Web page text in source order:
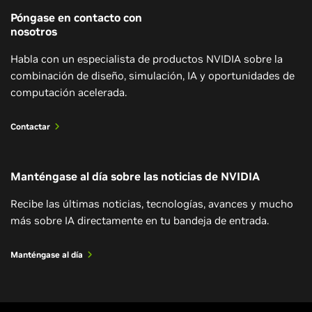
fábricas más rápido que nunca.
Leer el caso de estudio
Katana Studio
ofrezcan la funcionalidad necesaria para admitir
casos de uso industrial y flujos de trabajo para
fábricas y almacenes, entre otros.
Conceptos básicos del trabajo con
OpenUSD
destructivos, cómo las capas pueden ayudar con
reutilización de datos para acelerar los flujos de
Póngase en contacto con
nosotros
Habla con un especialista de productos NVIDIA sobre la
combinación de diseño, simulación, IA y oportunidades de
computación acelerada.
Contactar
Manténgase al día sobre las noticias de NVIDIA
Recibe las últimas noticias, tecnologías, avances y mucho
más sobre IA directamente en tu bandeja de entrada.
Manténgase al día